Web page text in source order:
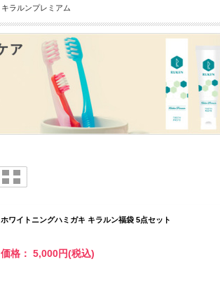
キラルンプレミアム
ホワイトニングハミガキ キラルン福袋 5点セット
価格： 5,000円(税込)